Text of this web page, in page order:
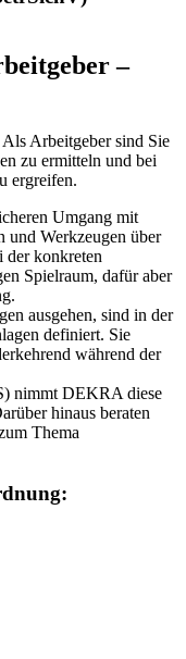
–
Arbeitgeber sind Sie
zu ermitteln und bei
ergreifen.
Umgang mit
und Werkzeugen über
der konkreten
Spielraum, dafür aber
ausgehen, sind in der
definiert. Sie
während der
nimmt DEKRA diese
hinaus beraten
Thema